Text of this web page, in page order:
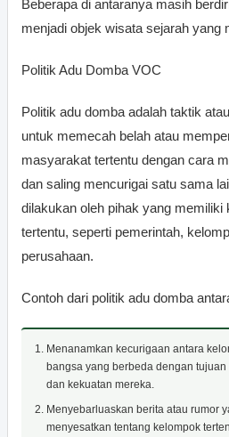
Beberapa di antaranya masih
menjadi objek wisata sejarah yang
Politik Adu Domba VOC
Politik adu domba adalah taktik
untuk memecah belah atau
masyarakat tertentu dengan cara
dan saling mencurigai satu sama
dilakukan oleh pihak yang memiliki
tertentu, seperti pemerintah,
perusahaan.
Contoh dari politik adu domba
Menanamkan kecurigaan antara
bangsa yang berbeda dengan
dan kekuatan mereka.
Menyebarluaskan berita atau rumor
menyesatkan tentang kelompok